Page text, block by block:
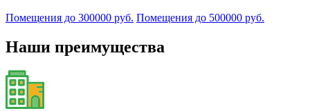
Помещения до 300000 руб. Помещения до 500000 руб.
Наши преимущества